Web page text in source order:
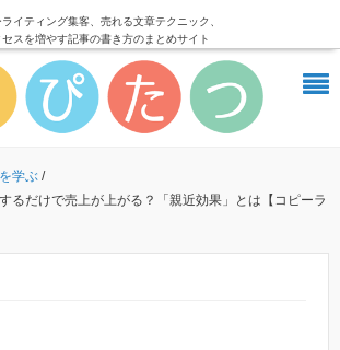
ライティング集客、売れる文章テクニック、
セスを増やす記事の書き方のまとめサイト
学ぶ /
るだけで売上が上がる？「親近効果」とは【コピーラ